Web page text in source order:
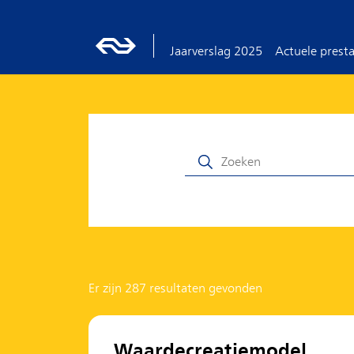
Jaarverslag 2025 Actuele
Er zijn 287 resultaten gevonden